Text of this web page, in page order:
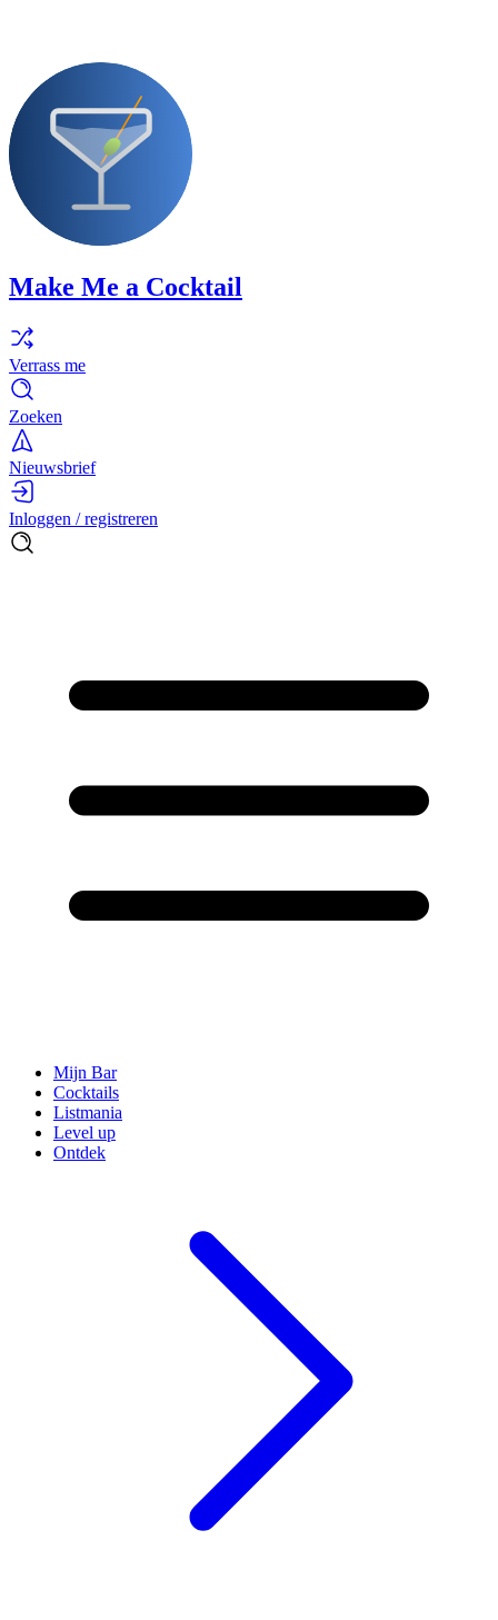
Make Me a Cocktail
Verrass me
Zoeken
Nieuwsbrief
Inloggen / registreren
Mijn Bar
Cocktails
Listmania
Level up
Ontdek